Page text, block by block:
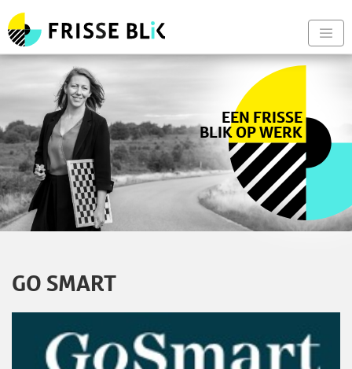
Frisse Blik - Naar de
EEN FRISSE
BLIK OP WERK
GO SMART